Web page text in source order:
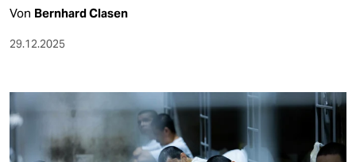
Von Bernhard Clasen
29.12.2025